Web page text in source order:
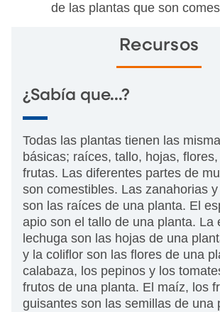
de las plantas que son
Recursos
¿Sabía que...?
Todas las plantas tienen las
básicas; raíces, tallo, hojas,
frutas. Las diferentes partes de
son comestibles. Las zanahorias
son las raíces de una planta. El
apio son el tallo de una planta. La
lechuga son las hojas de una
y la coliflor son las flores de una
calabaza, los pepinos y los
frutos de una planta. El maíz, los
guisantes son las semillas de una